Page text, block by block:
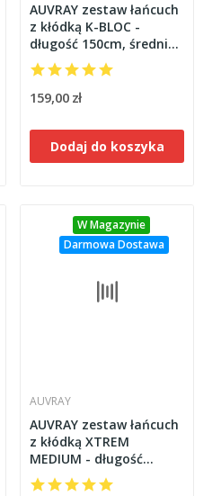
AUVRAY zestaw łańcuch
z kłódką K-BLOC -
długość 150cm, średnica
10mm
159,00 zł
Dodaj do koszyka
W Magazynie
Darmowa Dostawa
AUVRAY
AUVRAY zestaw łańcuch
z kłódką XTREM
MEDIUM - długość
100cm, średnica 13,5mm